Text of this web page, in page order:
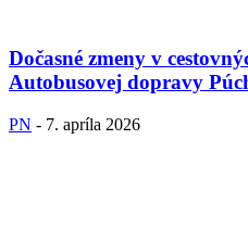
Dočasné zmeny v
Autobusovej dopravy
PN - 7. apríla 2026